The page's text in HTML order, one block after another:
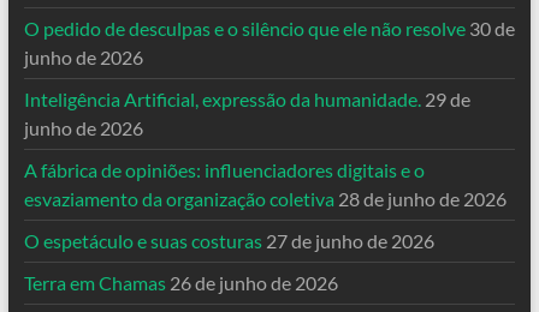
O pedido de desculpas e o silêncio que ele não resolve 30 de
junho de 2026
Inteligência Artificial, expressão da humanidade. 29 de
junho de 2026
A fábrica de opiniões: influenciadores digitais e o
esvaziamento da organização coletiva 28 de junho de 2026
O espetáculo e suas costuras 27 de junho de 2026
Terra em Chamas 26 de junho de 2026